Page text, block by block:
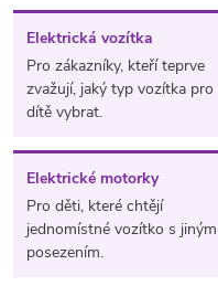
Elektrická vozítka
Pro zákazníky, kteří teprve
zvažují, jaký typ vozítka pro
dítě vybrat.
Elektrické motorky
Pro děti, které chtějí
jednomístné vozítko s jiným
posezením.